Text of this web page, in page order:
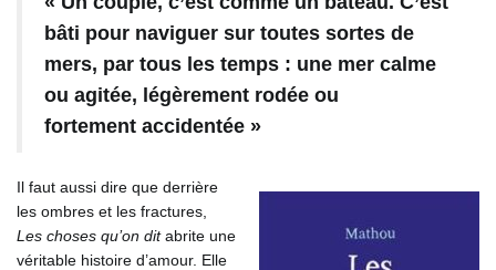
bâti pour naviguer sur toutes sortes de
mers, par tous les temps : une mer calme
ou agitée, légèrement rodée ou
fortement accidentée »
Il faut aussi dire que derrière
les ombres et les fractures,
Les choses qu’on ditabrite une
véritable histoire d’amour. Elle